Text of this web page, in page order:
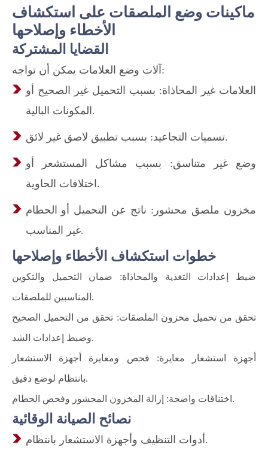
ماكينات وضع الملصقات على استكشاف
الأخطاء وإصلاحها
القضايا المشتركة
آلات وضع العلامات يمكن أن تواجه:
العلامات غير المحاذاة: بسبب التحميل غير الصحيح أو
المكونات البالية.
تسميات التجاعيد: بسبب تطبيق لاصق غير لائق.
وضع غير متناسق: بسبب مشاكل المستشعر أو
اختلافات الحاوية.
مخزون ملصق محشور: ناتج عن التحميل أو الحطام
غير المناسب.
خطوات استكشاف الأخطاء وإصلاحها
ضبط إعدادات التغذية والمحاذاة: ضمان التحميل والتكوين
المناسبين للملصقات.
تحقق من تحميل مخزون الملصقات: تحقق من التحميل الصحيح
وضبط إعدادات الشد.
أجهزة استشعار معايرة: فحص ومعايرة أجهزة الاستشعار
بانتظام لوضع دقيق.
اختناقات واضحة: إزالة المخزون المحشور وفحص الحطام.
نصائح الصيانة الوقائية
أدوات التنظيف وأجهزة الاستشعار بانتظام.